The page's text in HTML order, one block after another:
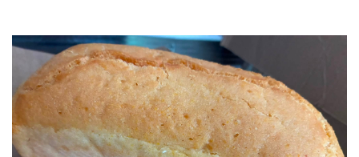
Cereale / Fulgi / Musli
Gustări
Bomboane / Acadele / Jeleuri
Băuturi
Ciocolată
Tartinabile